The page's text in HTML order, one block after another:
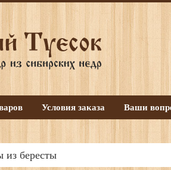
Условия заказа Ваши
из бересты